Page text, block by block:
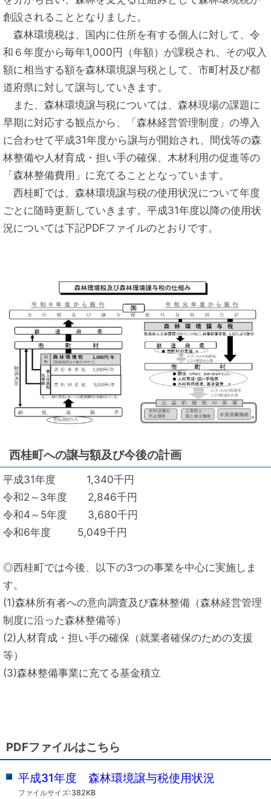
創設されることとなりました。
森林環境税は、国内に住所を有する個人に対して、令
和６年度から毎年1,000円（年額）が課税され、その収入
額に相当する額を森林環境譲与税として、市町村及び都
道府県に対して譲与していきます。
また、森林環境譲与税については、森林現場の課題に
早期に対応する観点から、「森林経営管理制度」の導入
に合わせて平成31年度から譲与が開始され、間伐等の森
林整備や人材育成・担い手の確保、木材利用の促進等の
「森林整備費用」に充てることとなっています。
西桂町では、森林環境譲与税の使用状況について年度
ごとに随時更新していきます。平成31年度以降の使用状
況については下記PDFファイルのとおりです。
西桂町への譲与額及び今後の計画
平成31年度 1,340千円
令和2～3年度 2,846千円
令和4～5年度 3,680千円
令和6年度 5,049千円
◎西桂町では今後、以下の3つの事業を中心に実施しま
す。
(1)森林所有者への意向調査及び森林整備（森林経営管理
制度に沿った森林整備等）
(2)人材育成・担い手の確保（就業者確保のための支援
等）
(3)森林整備事業に充てる基金積立
PDFファイルはこちら
平成31年度 森林環境譲与税使用状況
ファイルサイズ:382KB